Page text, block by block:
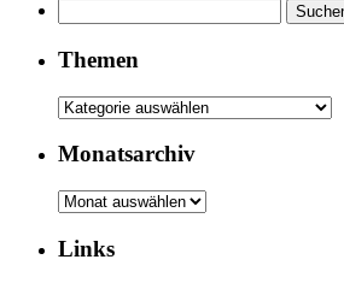
nach:
Themen
Themen
Monatsarchiv
Monatsarchiv
Links